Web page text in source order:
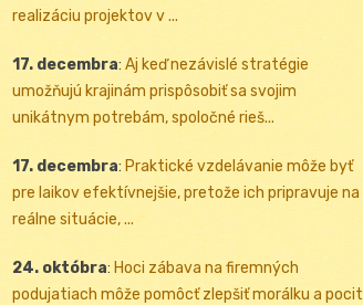
realizáciu projektov v ...
17. decembra: Aj keď nezávislé stratégie
umožňujú krajinám prispôsobiť sa svojim
unikátnym potrebám, spoločné rieš...
17. decembra: Praktické vzdelávanie môže byť
pre laikov efektívnejšie, pretože ich pripravuje na
reálne situácie, ...
24. októbra: Hoci zábava na firemných
podujatiach môže pomôcť zlepšiť morálku a pocit